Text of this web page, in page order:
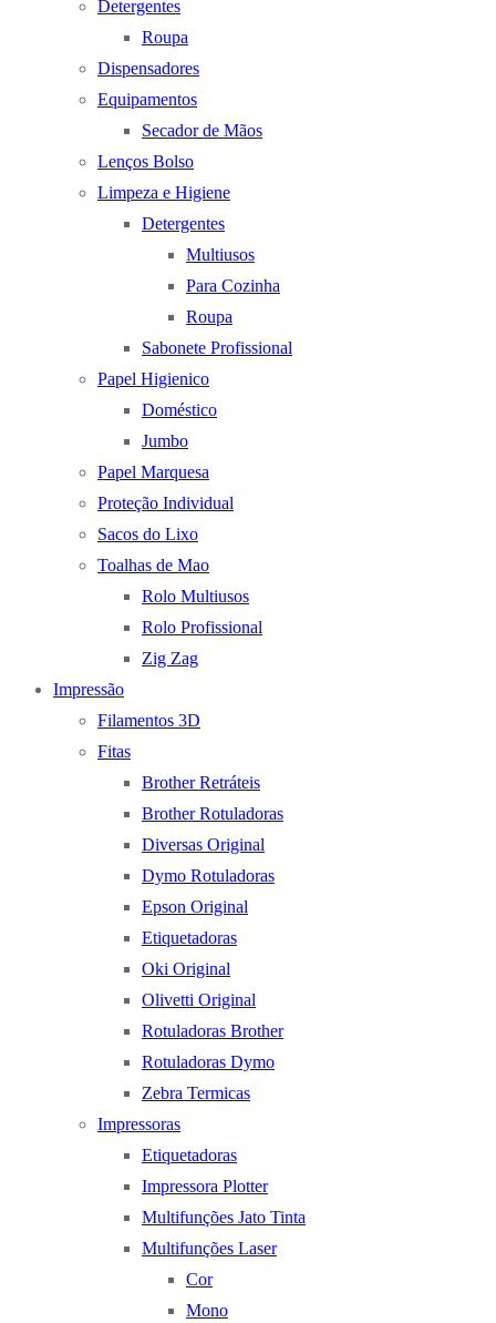
Detergentes
Roupa
Dispensadores
Equipamentos
Secador de Mãos
Lenços Bolso
Limpeza e Higiene
Detergentes
Multiusos
Para Cozinha
Roupa
Sabonete Profissional
Papel Higienico
Doméstico
Jumbo
Papel Marquesa
Proteção Individual
Sacos do Lixo
Toalhas de Mao
Rolo Multiusos
Rolo Profissional
Zig Zag
Impressão
Filamentos 3D
Fitas
Brother Retráteis
Brother Rotuladoras
Diversas Original
Dymo Rotuladoras
Epson Original
Etiquetadoras
Oki Original
Olivetti Original
Rotuladoras Brother
Rotuladoras Dymo
Zebra Termicas
Impressoras
Etiquetadoras
Impressora Plotter
Multifunções Jato Tinta
Multifunções Laser
Cor
Mono